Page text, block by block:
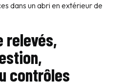
dans un abri en extérieur de
relevés,
contrôles